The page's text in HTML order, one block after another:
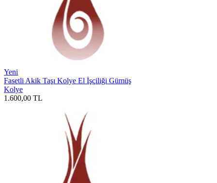
Yeni
Fasetli Akik Taşı Kolye El İşçiliği Gümüş
Kolye
1.600,00 TL